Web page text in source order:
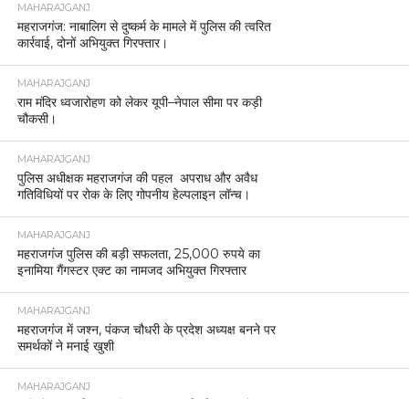
MAHARAJGANJ
महराजगंज: नाबालिग से दुष्कर्म के मामले में पुलिस की त्वरित
कार्रवाई, दोनों अभियुक्त गिरफ्तार।
MAHARAJGANJ
राम मंदिर ध्वजारोहण को लेकर यूपी–नेपाल सीमा पर कड़ी
चौकसी।
MAHARAJGANJ
पुलिस अधीक्षक महराजगंज की पहल अपराध और अवैध
गतिविधियों पर रोक के लिए गोपनीय हेल्पलाइन लॉन्च।
MAHARAJGANJ
महराजगंज पुलिस की बड़ी सफलता, 25,000 रुपये का
इनामिया गैंगस्टर एक्ट का नामजद अभियुक्त गिरफ्तार
MAHARAJGANJ
महराजगंज में जश्न, पंकज चौधरी के प्रदेश अध्यक्ष बनने पर
समर्थकों ने मनाई खुशी
MAHARAJGANJ